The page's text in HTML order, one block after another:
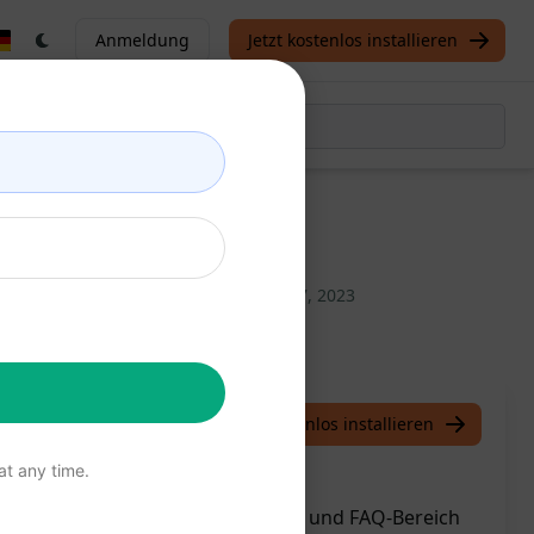
Anmeldung Jetzt kostenlos installieren
March 17, 2023
Jetzt kostenlos installieren
mit vollständigem Überblick und FAQ-Bereich
any time.